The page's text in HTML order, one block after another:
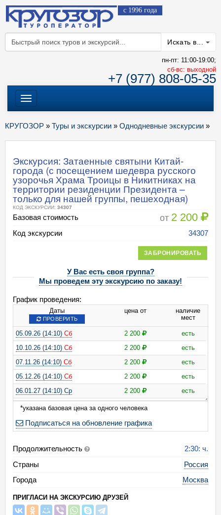
с 1996 года
Искать в...
пн-пт: 11:00-19:00;
cб-вс: выходной
+7 (977) 808-05-35
Меню
КРУГОЗОР » Туры и экскурсии » Однодневные экскурсии »
Экскурсия: Затаенные святыни Китай-
города (с посещением шедевра русского
узорочья Храма Троицы в Никитниках на
территории резиденции Президента –
только для нашей группы, пешеходная)
КОД ЭКСКУРСИИ: 34307
Базовая стоимость от 2 200
Код экскурсии 34307
ЗАБРОНИРОВАТЬ
У Вас есть своя группа?
Мы проведем эту экскурсию по заказу!
График проведения:
Даты
ПРОВЕРИТЬ
цена от
наличие
мест
05.09.26 (14:10) Сб 2 200
есть
10.10.26 (14:10) Сб 2 200
есть
07.11.26 (14:10) Сб 2 200
есть
05.12.26 (14:10) Сб 2 200
есть
06.01.27 (14:10) Ср
2 200 есть
*указана базовая цена за одного человека
Подписаться на обновление графика
Продолжительность
2:30: ч.
Страны
Россия
Города
Москва
ПРИГЛАСИ НА ЭКСКУРСИЮ ДРУЗЕЙ